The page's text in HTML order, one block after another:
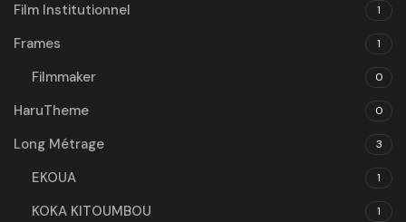
Film Institutionnel 1
Frames 1
Filmmaker 0
HaruTheme 0
Long Métrage 3
EKOUA 1
KOKA KITOUMBOU 1